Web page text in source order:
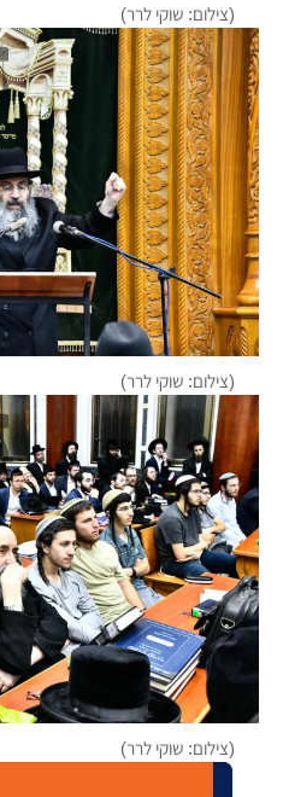
(צילום: שוקי לרר)
(צילום: שוקי לרר)
(צילום: שוקי לרר)